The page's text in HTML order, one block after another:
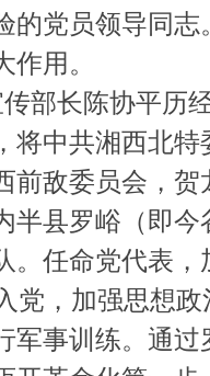
的党员领导同
用。
部长陈协平历
将中共湘西北
前敌委员会，
半县罗峪（即
。任命党代表
党，加强思想
军事训练。通